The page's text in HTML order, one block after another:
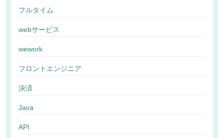
フルタイム
webサービス
wework
フロントエンジニア
決済
Java
API